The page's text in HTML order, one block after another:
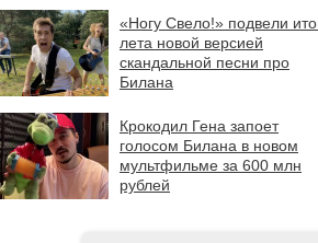
«Ногу Свело!» подвели
лета новой версией
скандальной песни про
Билана
Крокодил Гена запоет
голосом Билана в новом
мультфильме за 600 млн
рублей